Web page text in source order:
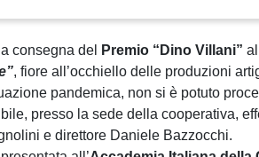
consegna del Premio “Dino Villani”
, fiore all’occhiello delle produzioni
pandemica, non si è potuto
presso la sede della cooperativa,
e direttore Daniele Bazzocchi.